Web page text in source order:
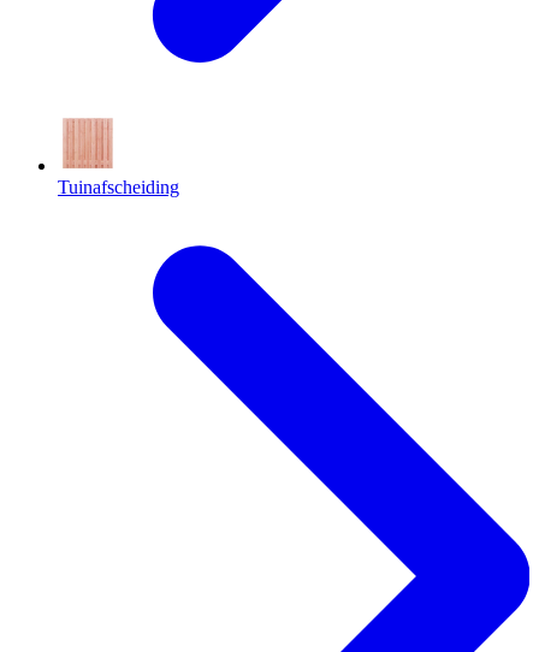
Tuinafscheiding